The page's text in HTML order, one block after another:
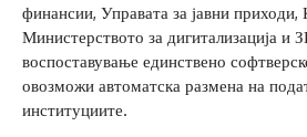
финансии, Управата за јавни приходи,
Министерството за дигитализација и
воспоставување единствено
овозможи автоматска размена на
институциите.